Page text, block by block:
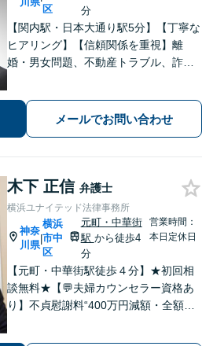
区
分
【関内駅・日本大通り駅5分】【丁寧な
ヒアリング】【信頼関係を重視】離
婚・男女問題、不動産トラブル、詐
悩みにしっかり寄り添い、最善の解決
策を一緒に考えていきます。ぜひご相
メールでお問い合わせ
木下 正信 弁護士
横浜ユナイテッド法律事務所
神奈
川県
|
横浜
市中
区
元町・中華街
駅 から徒歩4
分
営業時間：
本日定休日
【元町・中華街駅徒歩４分】★初回相
談無料★【💬夫婦カウンセラー資格あ
り】不貞慰謝料“400万円減額・全額免